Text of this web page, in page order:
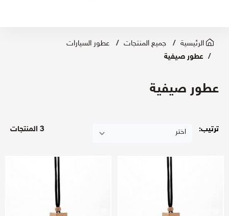
الرئيسية جميع المنتجات
عطور السيارات
عطور صيفية
عطور صيفية
ترتيب: 3 المنتجات